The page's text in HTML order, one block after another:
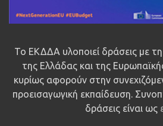
Το ΕΚΔΔΑ υλοποιεί δράσεις με
της Ελλάδας και της
κυρίως αφορούν στην
προεισαγωγική εκπαίδευση.
δράσεις είναι ως